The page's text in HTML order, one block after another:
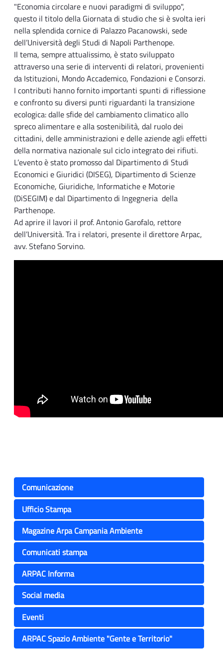
"Economia circolare e nuovi paradigmi di sviluppo",
questo il titolo della Giornata di studio che si è svolta ieri
nella splendida cornice di Palazzo Pacanowski, sede
dell’Università degli Studi di Napoli Parthenope.
Il tema, sempre attualissimo, è stato sviluppato
attraverso una serie di interventi di relatori, provenienti
da Istituzioni, Mondo Accademico, Fondazioni e Consorzi.
I contributi hanno fornito importanti spunti di riflessione
e confronto su diversi punti riguardanti la transizione
ecologica: dalle sfide del cambiamento climatico allo
spreco alimentare e alla sostenibilità, dal ruolo dei
cittadini, delle amministrazioni e delle aziende agli effetti
della normativa nazionale sul ciclo integrato dei rifiuti.
L’evento è stato promosso dal Dipartimento di Studi
Economici e Giuridici (DISEG), Dipartimento di Scienze
Economiche, Giuridiche, Informatiche e Motorie
(DiSEGIM) e dal Dipartimento di Ingegneria della
Parthenope.
Ad aprire il lavori il prof. Antonio Garofalo, rettore
dell’Università. Tra i relatori, presente il direttore Arpac,
avv. Stefano Sorvino.
Comunicazione
Ufficio Stampa
Magazine Arpa Campania Ambiente
Comunicati stampa
ARPAC Informa
Social media
Eventi
ARPAC Spazio Ambiente "Gente e Territorio"